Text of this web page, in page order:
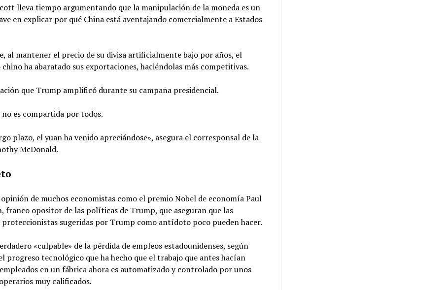
lleva tiempo argumentando que la manipulación de la moneda es un
en explicar por qué China está aventajando comercialmente a Estados
al mantener el precio de su divisa artificialmente bajo por años, el
ha abaratado sus exportaciones, haciéndolas más competitivas.
que Trump amplificó durante su campaña presidencial.
no es compartida por todos.
plazo, el yuan ha venido apreciándose», asegura el corresponsal de la
McDonald.
de muchos economistas como el premio Nobel de economía Paul
franco opositor de las políticas de Trump, que aseguran que las
sugeridas por Trump como antídoto poco pueden hacer.
«culpable» de la pérdida de empleos estadounidenses, según
progreso tecnológico que ha hecho que el trabajo que antes hacían
en un fábrica ahora es automatizado y controlado por unos
muy calificados.